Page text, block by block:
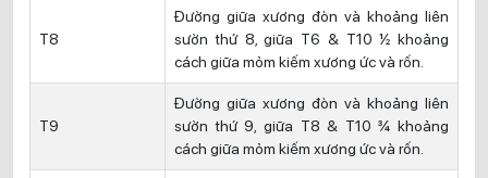
T8
Đường giữa xương đòn và khoảng liên
sườn thứ 8, giữa T6 & T10 ½ khoảng
cách giữa mỏm kiếm xương ức và rốn.
T9
Đường giữa xương đòn và khoảng liên
sườn thứ 9, giữa T8 & T10 ¾ khoảng
cách giữa mỏm kiếm xương ức và rốn.